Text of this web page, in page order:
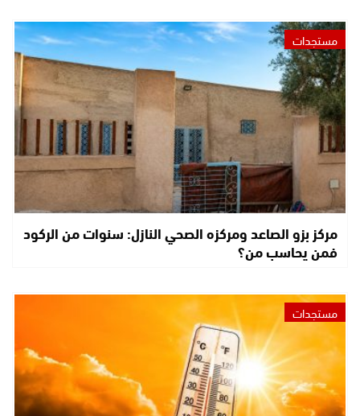
مستجدات
مركز بزو الصاعد ومركزه الصحي النازل: سنوات من الركود
فمن يحاسب من؟
مستجدات